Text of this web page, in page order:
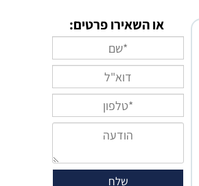
או השאירו פרטים: